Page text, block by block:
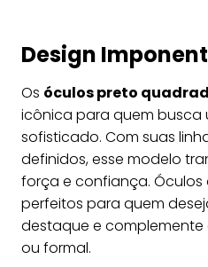
Design
Os óculos preto
icônica para quem busca
sofisticado. Com suas
definidos, esse modelo
força e confiança.
perfeitos para quem
destaque e complemente
ou formal.